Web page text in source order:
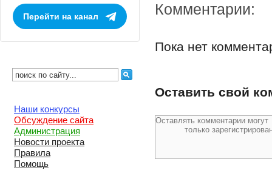
Комментарии:
Пока нет
Оставить свой
Перейти на канал
Наши конкурсы
Обсуждение сайта
Администрация
Новости проекта
Правила
Помощь